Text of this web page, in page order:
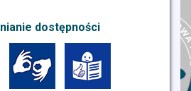
dostępności